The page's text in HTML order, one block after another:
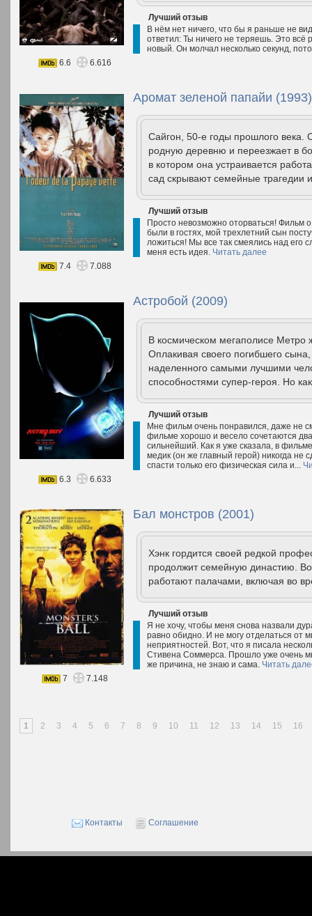
Лучший отзыв
В нём нет ничего, что бы я раньше не
ответил: Ты ничего не теряешь. Это всё
новый. Он молчал несколько секунд,
6.6
6.616
Аромат зеленой папайи (1993)
Сайгон, 50-е годы прошлого века.
родную деревню и переезжает в
в котором она устраивается
сад скрывают семейные трагедии
Лучший отзыв
Просто невозможно оторваться! Фильм
были в гостях, мой трехлетний сын
ложиться! Мы все так смеялись над его
меня есть идея. Читать далее
7.4
7.088
Астробой (2009)
В космическом мегаполисе Метро
Оплакивая своего погибшего
наделенного самыми лучшими
способностями супер-героя. Но
Лучший отзыв
Мне фильм очень понравился, даже не
фильме хорошо и весело сочетаются
сильнейший. Как я уже сказала, в
медик (он же главный герой) никогда не
спасти только его физическая сила и...
6.3
6.633
Бал монстров (2001)
Хэнк гордится своей редкой
продолжит семейную династию.
работают палачами, включая во
Лучший отзыв
Я не хочу, чтобы меня снова назвали
равно обидно. И не могу отделаться от
неприятностей. Вот, что я писала
Стивена Соммерса. Прошло уже очень
же причина, не знаю и сама. Читать
7
7.148
1 2 3 4 5 6 7 8 9 10 11 12 13 14 15 16
Контакты Соглашение